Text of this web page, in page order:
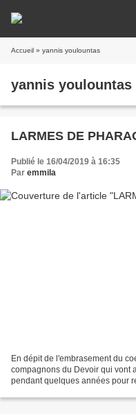
Accueil » yannis youlountas
yannis youlountas
LARMES DE
Publié le 16/04/2019 à 16:35
Par emmila
En dépit de l'embrasement du
compagnons du Devoir qui vont
pendant quelques années pour